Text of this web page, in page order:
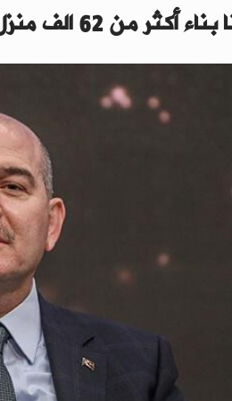
منزل في ريف إدلب شمال سوريا